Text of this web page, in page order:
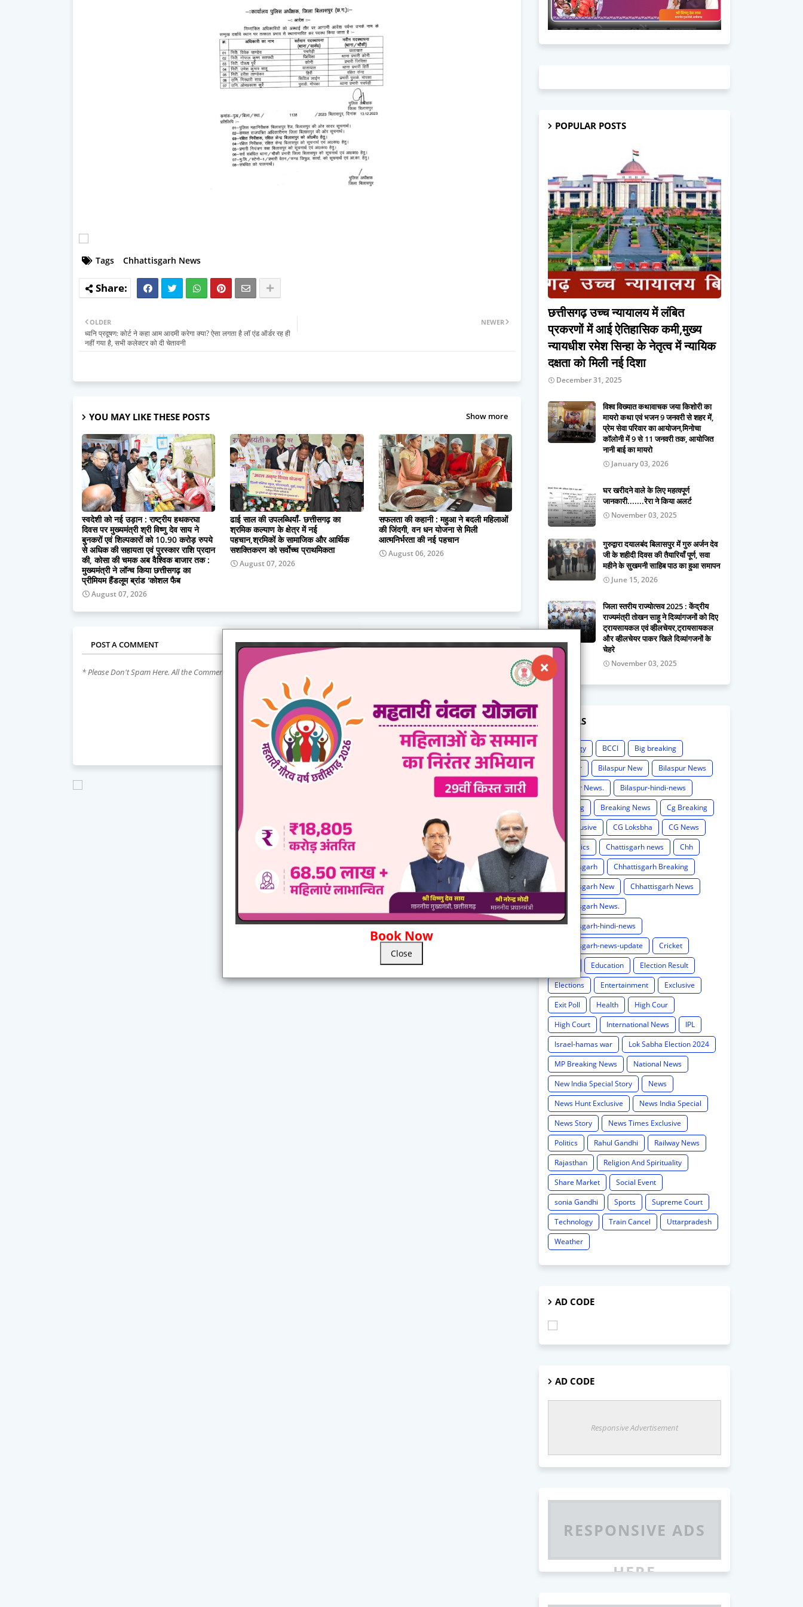
Tags Chhattisgarh News
NEWER
OLDER
ध्वनि प्रदूषण: कोर्ट ने कहा आम आदमी करेगा क्या? ऐसा लगता है लॉ एंड ऑर्डर रह ही
नहीं गया है, सभी कलेक्टर को दी चेतावनी
YOU MAY LIKE THESE POSTS Show more
स्वदेशी को नई उड़ान : राष्ट्रीय हथकरघा
दिवस पर मुख्यमंत्री श्री विष्णु देव साय ने
बुनकरों एवं शिल्पकारों को 10.90 करोड़ रुपये
से अधिक की सहायता एवं पुरस्कार राशि प्रदान
की, कोसा की चमक अब वैश्विक बाजार तक :
मुख्यमंत्री ने लॉन्च किया छत्तीसगढ़ का
प्रीमियम हैंडलूम ब्रांड 'कोशल फैब
August 07, 2026
ढाई साल की उपलब्धियाँ- छत्तीसगढ़ का
श्रमिक कल्याण के क्षेत्र में नई
पहचान,श्रमिकों के सामाजिक और आर्थिक
सशक्तिकरण को सर्वाेच्च प्राथमिकता
August 07, 2026
सफलता की कहानी : महुआ ने बदली महिलाओं
की जिंदगी, वन धन योजना से मिली
आत्मनिर्भरता की नई पहचान
August 06, 2026
POST A COMMENT 0 Comments
* Please Don't Spam Here. All the Comments are Reviewed by Admin.
Book Now
Close
POPULAR POSTS
छत्तीसगढ़ उच्च न्यायालय में लंबित
प्रकरणों में आई ऐतिहासिक कमी,मुख्य
न्यायधीश रमेश सिन्हा के नेतृत्व में न्यायिक
दक्षता को मिली नई दिशा
December 31, 2025
विश्व विख्यात कथावाचक जया किशोरी का
मायरो कथा एवं भजन 9 जनवरी से शहर में,
प्रेम सेवा परिवार का आयोजन,मिनोचा
कॉलोनी में 9 से 11 जनवरी तक, आयोजित
नानी बाई का मायरो
January 03, 2026
घर खरीदने वाले के लिए महत्वपूर्ण
जानकारी.......रेरा ने किया अलर्ट
November 03, 2025
गुरुद्वारा दयालबंद बिलासपुर में गुरु अर्जन देव
जी के शहीदी दिवस की तैयारियाँ पूर्ण, सवा
महीने के सुखमनी साहिब पाठ का हुआ समापन
June 15, 2026
जिला स्तरीय राज्योत्सव 2025 : केंद्रीय
राज्यमंत्री तोखन साहू ने दिव्यांगजनों को दिए
ट्रायसायकल एवं व्हीलचेयर,ट्रायसायकल
और व्हीलचेयर पाकर खिले दिव्यांगजनों के
चेहरे
November 03, 2025
LABELS
Astrology BCCI
Big breaking
Bilaspur
Bilaspur New
Bilaspur News
Bilaspur News.
Bilaspur-hindi-news
Breaking
Breaking News
Cg Breaking
CG exclusive
CG Loksbha
CG News
CG politics
Chattisgarh news
Chh
Chhattisgarh
Chhattisgarh Breaking
Chhattisgarh New
Chhattisgarh News
Chhattisgarh News.
Chhattisgarh-hindi-news
Chhattisgarh-news-update
Cricket
Education
Election Result
Elections
Entertainment
Exclusive
Exit Poll
Health
High Cour
High Court
International News
IPL
Israel-hamas war
Lok Sabha Election 2024
MP Breaking News
National News
New India Special Story
News
News Hunt Exclusive
News India Special
News Story
News Times Exclusive
Politics
Rahul Gandhi
Railway News
Rajasthan
Religion And Spirituality
Share Market
Social Event
sonia Gandhi
Sports
Supreme Court
Technology
Train Cancel
Uttarpradesh
Weather
AD CODE
AD CODE
Responsive Advertisement
RESPONSIVE ADS
HERE